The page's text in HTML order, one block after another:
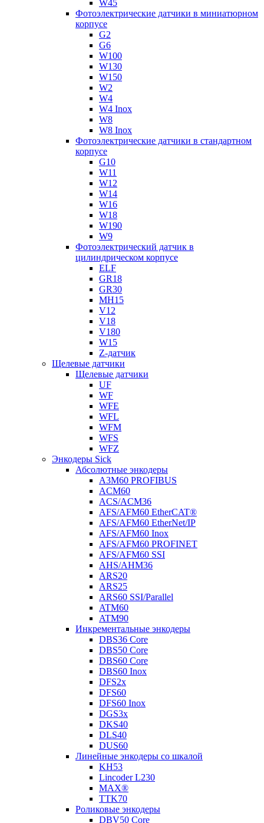
W45
Фотоэлектрические датчики в миниатюрном
корпусе
G2
G6
W100
W130
W150
W2
W4
W4 Inox
W8
W8 Inox
Фотоэлектрические датчики в стандартном
корпусе
G10
W11
W12
W14
W16
W18
W190
W9
Фотоэлектрический датчик в
цилиндрическом корпусе
ELF
GR18
GR30
MH15
V12
V18
V180
W15
Z-датчик
Щелевые датчики
Щелевые датчики
UF
WF
WFE
WFL
WFM
WFS
WFZ
Энкодеры Sick
Абсолютные энкодеры
A3M60 PROFIBUS
ACM60
ACS/ACM36
AFS/AFM60 EtherCAT®
AFS/AFM60 EtherNet/IP
AFS/AFM60 Inox
AFS/AFM60 PROFINET
AFS/AFM60 SSI
AHS/AHM36
ARS20
ARS25
ARS60 SSI/Parallel
ATM60
ATM90
Инкрементальные энкодеры
DBS36 Core
DBS50 Core
DBS60 Core
DBS60 Inox
DFS2x
DFS60
DFS60 Inox
DGS3x
DKS40
DLS40
DUS60
Линейные энкодеры со шкалой
KH53
Lincoder L230
MAX®
TTK70
Роликовые энкодеры
DBV50 Core